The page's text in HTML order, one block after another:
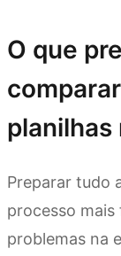
O que
planilhas
Preparar tudo
processo mais
problemas na